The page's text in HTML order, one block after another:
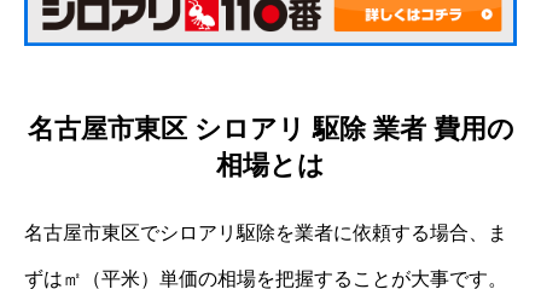
名古屋市東区 シロアリ 駆除 業者 費用の
相場とは
名古屋市東区でシロアリ駆除を業者に依頼する場合、ま
ずは㎡（平米）単価の相場を把握することが大事です。